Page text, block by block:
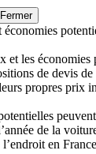
Fermer
et les économies
de devis de
propres prix
de la
en